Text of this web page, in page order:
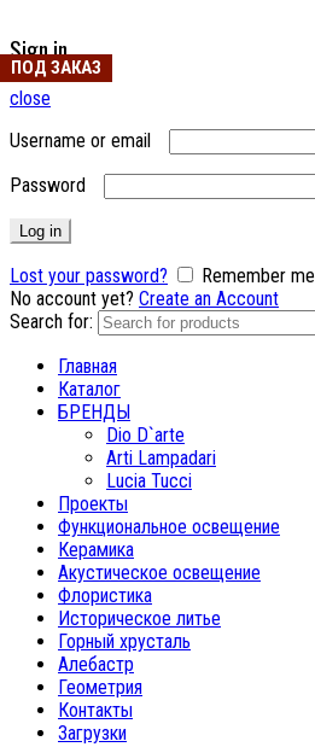
Sign in
close
Username or email
Password
Log in
Lost your password?
Remember me
No account yet? Create an Account
Search for:
Главная
Каталог
БРЕНДЫ
Dio D`arte
Arti Lampadari
Lucia Tucci
Проекты
Функциональное освещение
Керамика
Акустическое освещение
Флористика
Историческое литье
Горный хрусталь
Алебастр
Геометрия
Контакты
Загрузки
ПОД ЗАКАЗ